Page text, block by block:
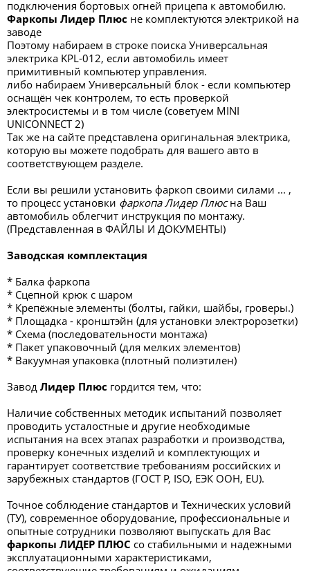
подключения бортовых огней прицепа к автомобилю.
Фаркопы Лидер Плюс не комплектуются электрикой на
заводе
Поэтому набираем в строке поиска Универсальная
электрика KPL-012, если автомобиль имеет
примитивный компьютер управления.
либо набираем Универсальный блок - если компьютер
оснащён чек контролем, то есть проверкой
электросистемы и в том числе (советуем MINI
UNICONNECT 2)
Так же на сайте представлена оригинальная электрика,
которую вы можете подобрать для вашего авто в
соответствующем разделе.
Если вы решили установить фаркоп своими силами ... ,
то процесс установки фаркопа Лидер Плюсна Ваш
автомобиль облегчит инструкция по монтажу.
(Представленная в ФАЙЛЫ И ДОКУМЕНТЫ)
Заводская комплектация
* Балка фаркопа
* Сцепной крюк с шаром
* Крепёжные элементы (болты, гайки, шайбы, гроверы.)
* Площадка - кронштэйн (для установки электророзетки)
* Схема (последовательности монтажа)
* Пакет упаковочный (для мелких элементов)
* Вакуумная упаковка (плотный полиэтилен)
Завод Лидер Плюс гордится тем, что:
Наличие собственных методик испытаний позволяет
проводить усталостные и другие необходимые
испытания на всех этапах разработки и производства,
проверку конечных изделий и комплектующих и
гарантирует соответствие требованиям российских и
зарубежных стандартов (ГОСТ Р, ISO, ЕЭК ООН, EU).
Точное соблюдение стандартов и Технических условий
(ТУ), современное оборудование, профессиональные и
опытные сотрудники позволяют выпускать для Вас
фаркопы ЛИДЕР ПЛЮС со стабильными и надежными
эксплуатационными характеристиками,